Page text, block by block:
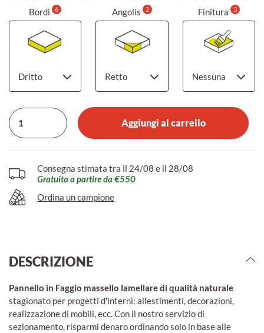
Bordi 6 Angolis 2 Finitura 3
Aggiungi al carrello
Consegna stimata tra il 24/08 e il 28/08
Gratuita a partire da €550
Ordina un campione
DESCRIZIONE
Pannello in Faggio massello lamellare di qualità naturale
stagionato per progetti d'interni: allestimenti, decorazioni,
realizzazione di mobili, ecc. Con il nostro servizio di
sezionamento, risparmi denaro ordinando solo in base alle